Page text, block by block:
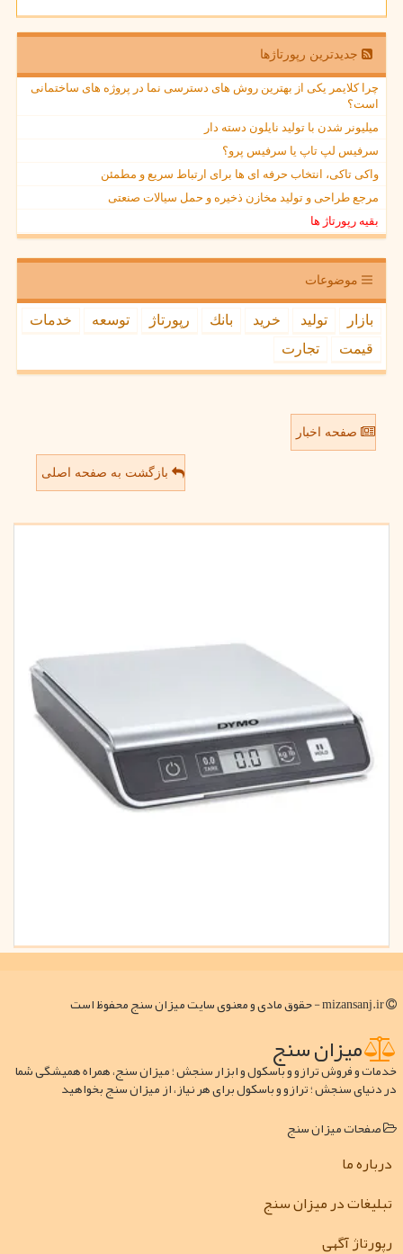
جدیدترین رپورتاژها
چرا کلایمر یکی از بهترین روش های دسترسی نما در پروژه های ساختمانی
است؟
میلیونر شدن با تولید نایلون دسته دار
سرفیس لپ تاپ یا سرفیس پرو؟
واکی تاکی، انتخاب حرفه ای ها برای ارتباط سریع و مطمئن
مرجع طراحی و تولید مخازن ذخیره و حمل سیالات صنعتی
بقیه رپورتاژ ها
موضوعات
بازار تولید خرید بانك رپورتاژ توسعه
خدمات
قیمت
تجارت
صفحه اخبار
بازگشت به صفحه اصلی
میزان سنج
خدمات و فروش ترازو و باسکول و ابزار سنجش ؛ میزان سنج، همراه همیشگی شما
در دنیای سنجش ؛ ترازو و باسکول برای هر نیاز، از میزان سنج بخواهید
صفحات میزان سنج
درباره ما
تبلیغات در میزان سنج
رپورتاژ آگهی